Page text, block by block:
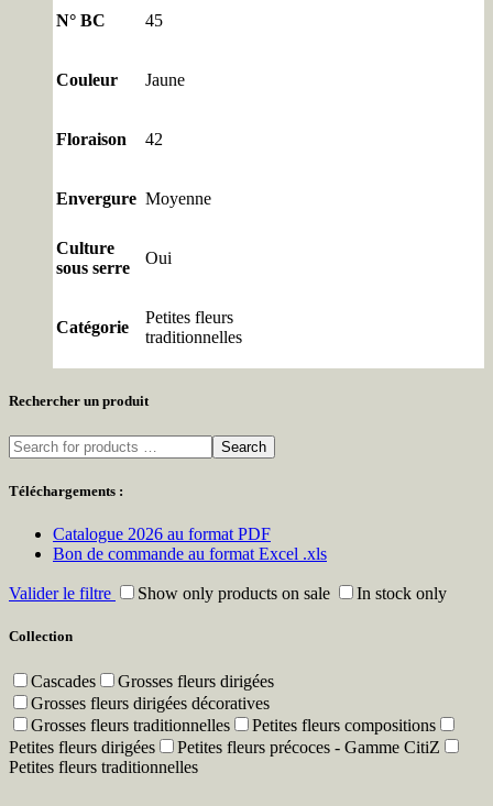
N° BC 45
Couleur Jaune
Floraison 42
Envergure Moyenne
Culture
sous serre
Oui
Catégorie
Petites fleurs
traditionnelles
Rechercher un produit
Search
Téléchargements :
Catalogue 2026 au format PDF
Bon de commande au format Excel .xls
Valider le filtre Show only products on sale In stock only
Collection
Cascades
Grosses fleurs dirigées
Grosses fleurs dirigées décoratives
Grosses fleurs traditionnelles
Petites fleurs compositions
Petites fleurs dirigées
Petites fleurs précoces - Gamme CitiZ
Petites fleurs traditionnelles